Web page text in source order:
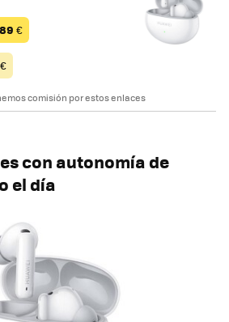
€
€
comisión por estos enlaces
con autonomía de
el día